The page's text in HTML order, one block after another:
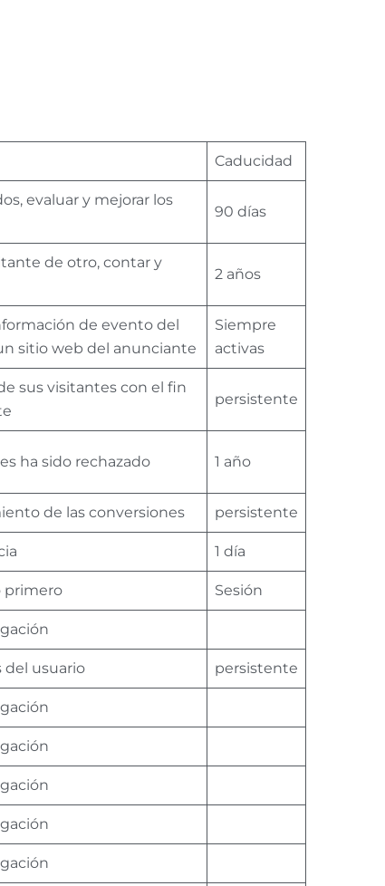
Caducidad
evaluar y mejorar los
90 días
de otro, contar y
2 años
de evento del
sitio web del anunciante
Siempre
activas
sus visitantes con el fin
persistente
ha sido rechazado 1 año
de las conversiones persistente
1 día
primero Sesión
del usuario persistente